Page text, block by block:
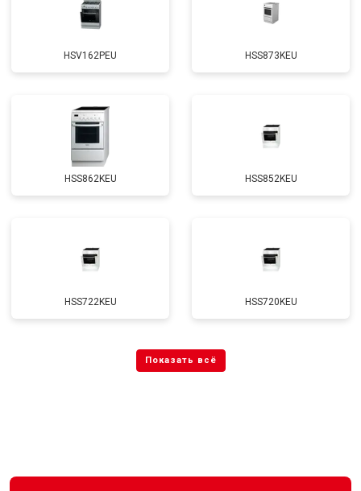
HSV162PEU HSS873KEU
HSS862KEU HSS852KEU
HSS722KEU HSS720KEU